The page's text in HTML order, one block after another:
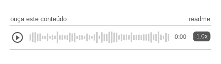
ouça este conteúdo readme
0:00 1.0x